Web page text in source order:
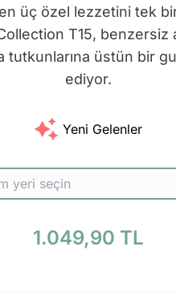
üç özel lezzetini tek
T15, benzersiz
tutkunlarına üstün bir
ediyor.
Yeni Gelenler
1.049,90 TL